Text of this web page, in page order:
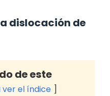
dislocación de
de este
el índice